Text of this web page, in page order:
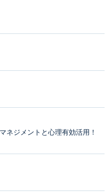
ネジメントと心理有効活用！